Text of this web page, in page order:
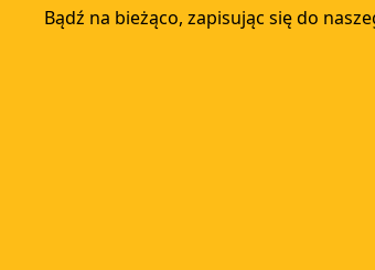
Bądź na bieżąco, zapisując się do